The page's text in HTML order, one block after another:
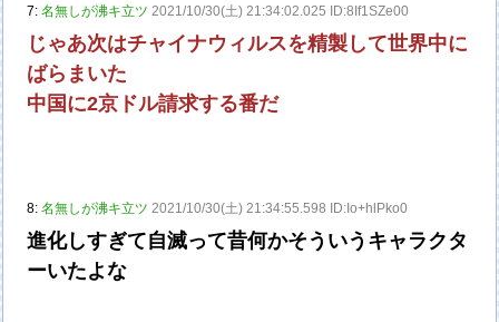
7:名無しが沸キ立ツ 2021/10/30(土) 21:34:02.025 ID:8If1SZe00
じゃあ次はチャイナウィルスを精製して世界中に
ばらまいた
中国に2京ドル請求する番だ
8:名無しが沸キ立ツ 2021/10/30(土) 21:34:55.598 ID:Io+hlPko0
進化しすぎて自滅って昔何かそういうキャラクタ
ーいたよな